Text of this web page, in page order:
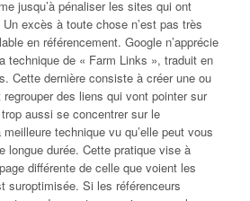
jusqu’à pénaliser les sites qui ont
excès à toute chose n’est pas très
en référencement. Google n’apprécie
technique de « Farm Links », traduit en
Cette dernière consiste à créer une ou
des liens qui vont pointer sur
aussi se concentrer sur le
technique vu qu’elle peut vous
longue durée. Cette pratique vise à
différente de celle que voient les
suroptimisée. Si les référenceurs